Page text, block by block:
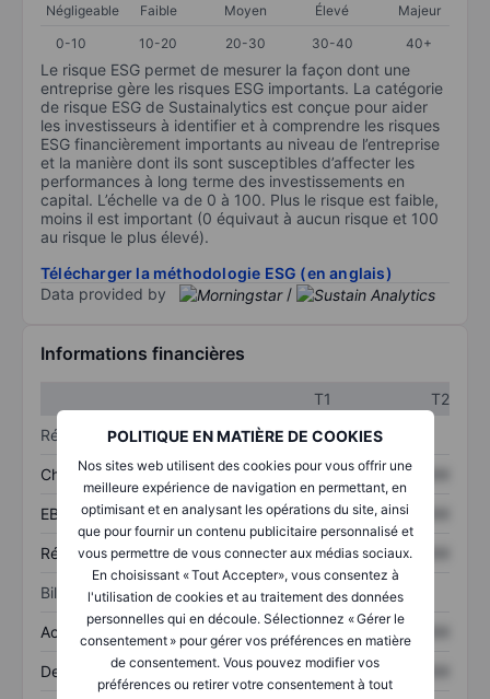
POLITIQUE EN MATIÈRE DE COOKIES
Nos sites web utilisent des cookies pour vous offrir une
meilleure expérience de navigation en permettant, en
optimisant et en analysant les opérations du site, ainsi
que pour fournir un contenu publicitaire personnalisé et
vous permettre de vous connecter aux médias sociaux.
En choisissant « Tout Accepter», vous consentez à
l'utilisation de cookies et au traitement des données
personnelles qui en découle. Sélectionnez « Gérer le
consentement » pour gérer vos préférences en matière
de consentement. Vous pouvez modifier vos
préférences ou retirer votre consentement à tout
Négligeable Faible Moyen Élevé
Majeur
0-10
10-20 20-30 30-40 40+
Le risque ESG permet de mesurer la façon dont une
entreprise gère les risques ESG importants. La catégorie
de risque ESG de Sustainalytics est conçue pour aider
les investisseurs à identifier et à comprendre les risques
ESG financièrement importants au niveau de l’entreprise
et la manière dont ils sont susceptibles d’affecter les
performances à long terme des investissements en
capital. L’échelle va de 0 à 100. Plus le risque est faible,
moins il est important (0 équivaut à aucun risque et 100
au risque le plus élevé).
Télécharger la méthodologie ESG (en anglais)
Data provided by
/
Informations financières
T1
T2
Résultats
Chiffre d’affaires XXXXXXX XXXXXXX
EBITDA XXXXXXX XXXXXXX
Résultat net XXXXXXX XXXXXXX
Bilan
Actifs totaux XXXXXXX XXXXXXX
Dette totale XXXXXXX